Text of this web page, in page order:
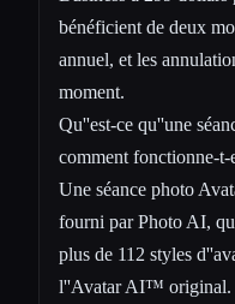
bénéficient de deux
annuel, et les
moment.
Qu''est-ce qu''une
comment fonctionne-t-
Une séance photo
fourni par Photo AI,
plus de 112 styles
l''Avatar AI™ original.